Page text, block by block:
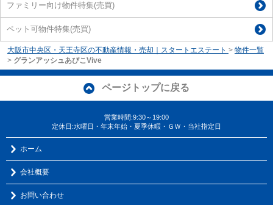
ファミリー向け物件特集(売買)
ペット可物件特集(売買)
大阪市中央区・天王寺区の不動産情報・売却｜スタートエステート > 物件一覧
> グランアッシュあびこVive
ページトップに戻る
営業時間:9:30～19:00
定休日:水曜日・年末年始・夏季休暇・ＧＷ・当社指定日
ホーム
会社概要
お問い合わせ